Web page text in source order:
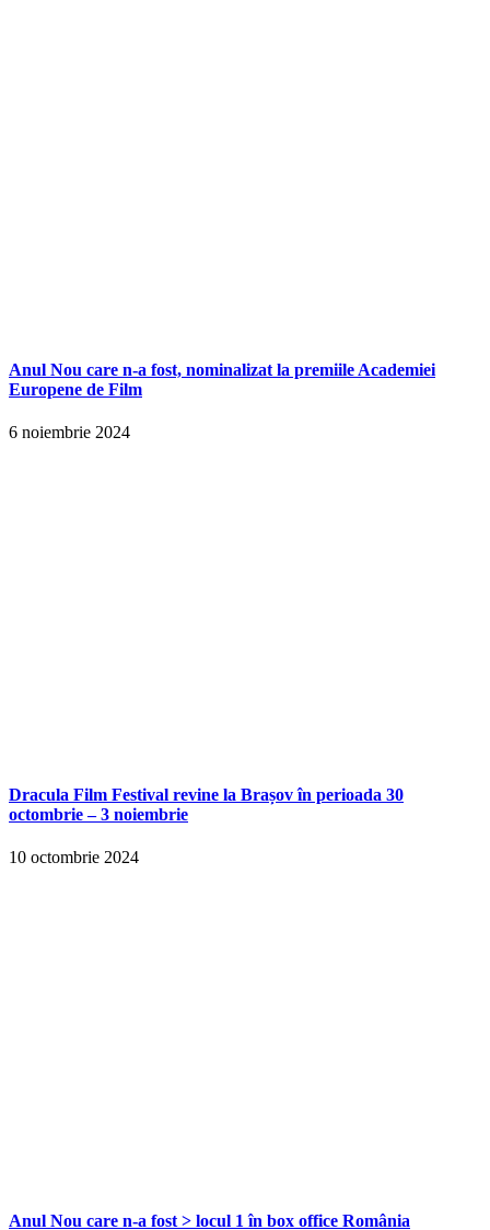
Anul Nou care n-a fost, nominalizat la premiile Academiei
Europene de Film
6 noiembrie 2024
Dracula Film Festival revine la Brașov în perioada 30
octombrie – 3 noiembrie
10 octombrie 2024
Anul Nou care n-a fost > locul 1 în box office România